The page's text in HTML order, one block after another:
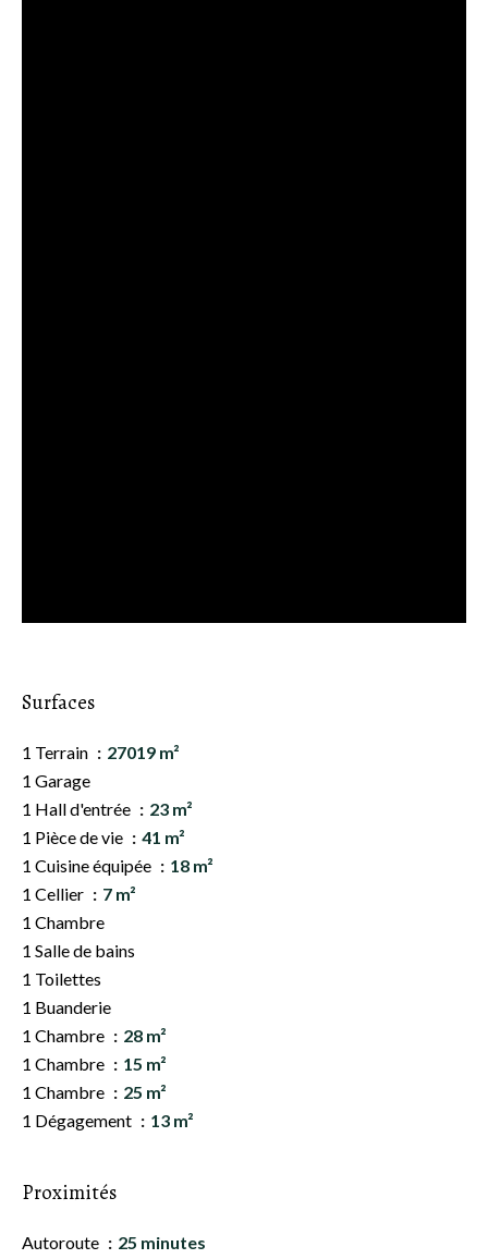
Surfaces
1 Terrain
27019 m²
1 Garage
1 Hall d'entrée
23 m²
1 Pièce de vie
41 m²
1 Cuisine équipée
18 m²
1 Cellier
7 m²
1 Chambre
1 Salle de bains
1 Toilettes
1 Buanderie
1 Chambre
28 m²
1 Chambre
15 m²
1 Chambre
25 m²
1 Dégagement
13 m²
Proximités
Autoroute 25 minutes